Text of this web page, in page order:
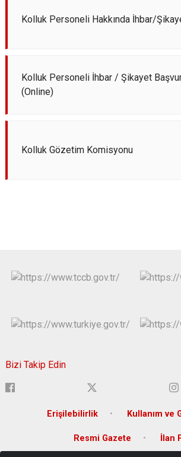
Kolluk Personeli Hakkında İhbar/
Kolluk Personeli İhbar / Şikayet
(Online)
Kolluk Gözetim Komisyonu
Bizi Takip Edin
Erişilebilirlik Kullanım ve
Resmi Gazete İlan